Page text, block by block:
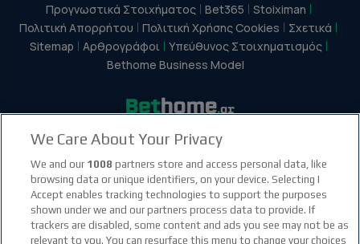
Προγνωστικά Στοιχήματος Bet365
Stoiximan
Πολιτική Απορρήτου
Πολιτική Χρήσης Cookies
Σχετικά
Sitemap
Αρθρογράφοι
Υπεύθυνος Στοιχηματισμός
Bethome Business Model
We Care About Your Privacy
We and our 1008 partners store and access personal data, like
browsing data or unique identifiers, on your device. Selecting I
Accept enables tracking technologies to support the purposes
shown under we and our partners process data to provide. If
trackers are disabled, some content and ads you see may not be as
relevant to you. You can resurface this menu to change your choices